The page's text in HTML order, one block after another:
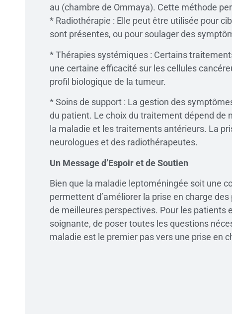
au (chambre de Ommaya). Cette méthode
* Radiothérapie : Elle peut être utilisée pour
sont présentes, ou pour soulager des
* Thérapies systémiques : Certains
une certaine efficacité sur les cellules
profil biologique de la tumeur.
* Soins de support : La gestion des
du patient. Le choix du traitement dépend de
la maladie et les traitements antérieurs. La
neurologues et des radiothérapeutes.
Un Message d’Espoir et de Soutien
Bien que la maladie leptoméningée soit une
permettent d’améliorer la prise en charge
de meilleures perspectives. Pour les patients
soignante, de poser toutes les questions
maladie est le premier pas vers une prise en